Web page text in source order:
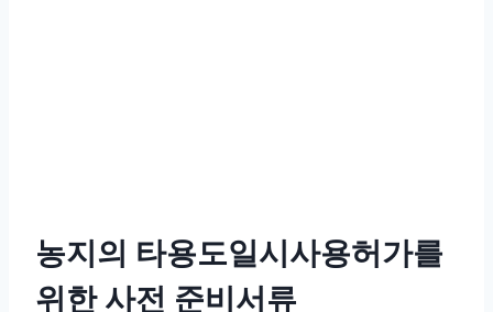
농지의 타용도일시사용허가를
위한 사전 준비서류